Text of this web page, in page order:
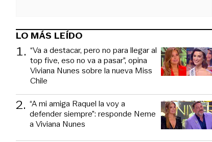
LO MÁS LEÍDO
1. “Va a destacar, pero no para llegar al
top five, eso no va a pasar”, opina
Viviana Nunes sobre la nueva Miss
Chile
2. “A mi amiga Raquel la voy a
defender siempre”: responde Neme
a Viviana Nunes